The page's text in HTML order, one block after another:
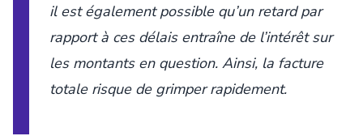
il est également possible qu’un retard par
rapport à ces délais entraîne de l’intérêt sur
les montants en question. Ainsi, la facture
totale risque de grimper rapidement.